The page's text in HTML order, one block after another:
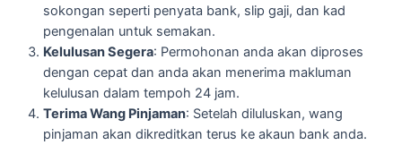
sokongan seperti penyata bank, slip gaji, dan kad
pengenalan untuk semakan.
Kelulusan Segera: Permohonan anda akan diproses
dengan cepat dan anda akan menerima makluman
kelulusan dalam tempoh 24 jam.
Terima Wang Pinjaman: Setelah diluluskan, wang
pinjaman akan dikreditkan terus ke akaun bank anda.